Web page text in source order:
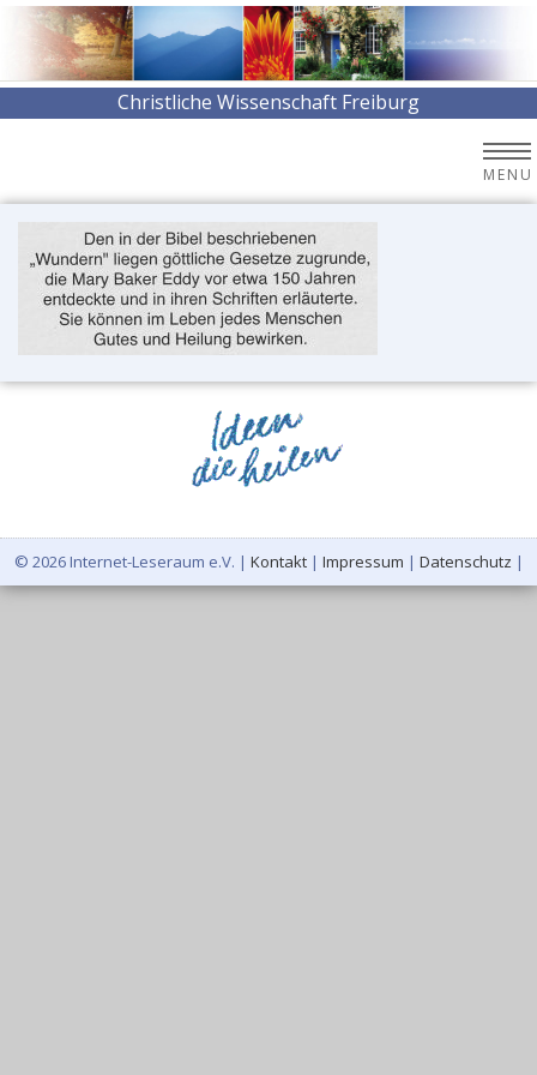
Christliche Wissenschaft Freiburg
MENU
© 2026 Internet-Leseraum e.V. | Kontakt| Impressum | Datenschutz |